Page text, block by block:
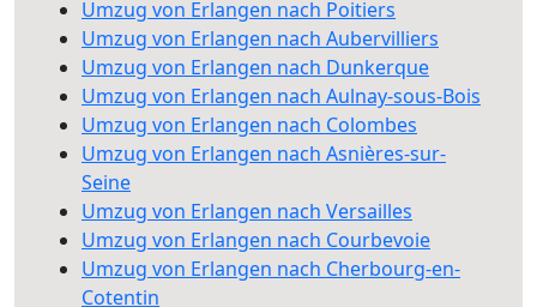
Umzug von Erlangen nach Poitiers
Umzug von Erlangen nach Aubervilliers
Umzug von Erlangen nach Dunkerque
Umzug von Erlangen nach Aulnay-sous-Bois
Umzug von Erlangen nach Colombes
Umzug von Erlangen nach Asnières-sur-
Seine
Umzug von Erlangen nach Versailles
Umzug von Erlangen nach Courbevoie
Umzug von Erlangen nach Cherbourg-en-
Cotentin